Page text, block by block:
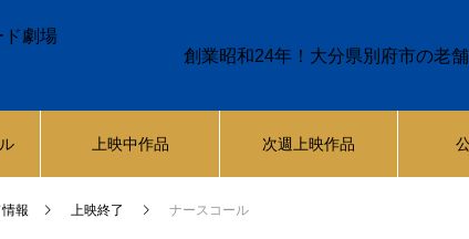
創業昭和24年！大分県別府市の老
上映中作品 次週上映作品
報 上映終了 ナースコール